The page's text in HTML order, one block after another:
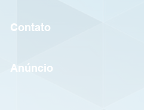
Contato
Anúncio